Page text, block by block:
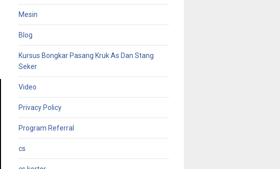
Mesin
Blog
Kursus Bongkar Pasang Kruk As Dan Stang
Seker
Video
Privacy Policy
Program Referral
cs